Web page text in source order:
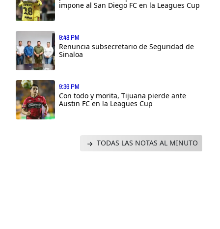
impone al San Diego FC en la Leagues Cup
9:48 PM
Renuncia subsecretario de Seguridad de
Sinaloa
9:36 PM
Con todo y morita, Tijuana pierde ante
Austin FC en la Leagues Cup
TODAS LAS NOTAS AL MINUTO